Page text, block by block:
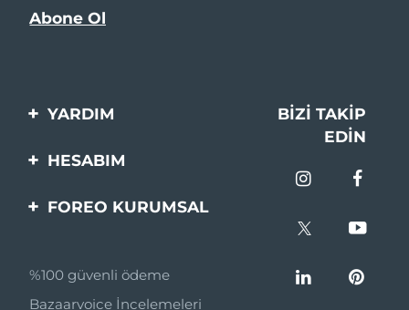
YARDIM
Bi̇zi̇mle İleti̇şi̇me Geçi̇n
BIZI TAKIP
EDIN
HESABIM
Ürün Kaydı
FOREO KURUMSAL
Ortaklik Programi
%100 güvenli ödeme
Bazaarvoice İncelemeleri